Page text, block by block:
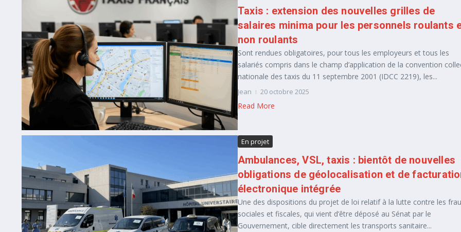
Taxis : extension des nouvelles grilles de
salaires minima pour les personnels roulants
non roulants
Sont rendues obligatoires, pour tous les employeurs et tous les
salariés compris dans le champ d’application de la convention
nationale des taxis du 11 septembre 2001 (IDCC 2219), les...
Jean 20 octobre 2025
Read More
En projet
Ambulances, VSL, taxis : bientôt de nouvelles
obligations de géolocalisation et de
électronique intégrée
Une des dispositions du projet de loi relatif à la lutte contre les
sociales et fiscales, qui vient d’être déposé au Sénat par le
Gouvernement, cible directement les transports sanitaire...